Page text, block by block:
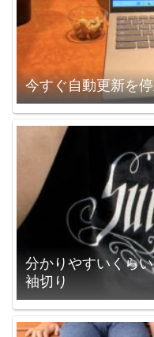
今すぐ自動更新を
分かりやすいくら
袖切り